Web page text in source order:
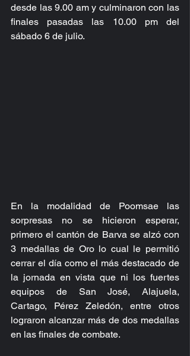
desde las 9.00 am y culminaron con las
finales pasadas las 10.00 pm del
sábado 6 de julio.
En la modalidad de Poomsae las
sorpresas no se hicieron esperar,
primero el cantón de Barva se alzó con
3 medallas de Oro lo cual le permitió
cerrar el día como el más destacado de
la jornada en vista que ni los fuertes
equipos de San José, Alajuela,
Cartago, Pérez Zeledón, entre otros
lograron alcanzar más de dos medallas
en las finales de combate.